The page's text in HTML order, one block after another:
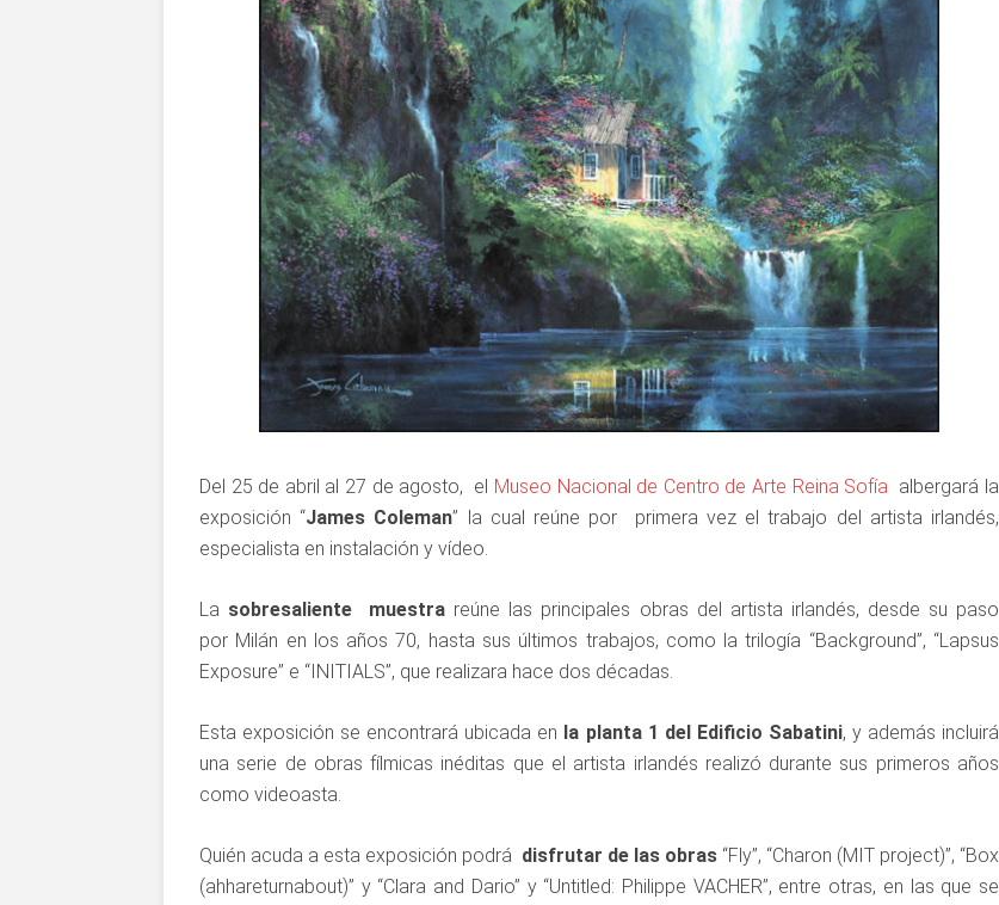
Del 25 de abril al 27 de agosto, el Museo Nacional de Centro de Arte Reina Sofía albergará la
exposición “James Coleman” la cual reúne por primera vez el trabajo del artista irlandés,
especialista en instalación y vídeo.
La sobresaliente muestra reúne las principales obras del artista irlandés, desde su paso
por Milán en los años 70, hasta sus últimos trabajos, como la trilogía “Background”, “Lapsus
Exposure” e “INITIALS”, que realizara hace dos décadas.
Esta exposición se encontrará ubicada en la planta 1 del Edificio Sabatini, y además incluirá
una serie de obras fílmicas inéditas que el artista irlandés realizó durante sus primeros años
como videoasta.
Quién acuda a esta exposición podrá disfrutar de las obras “Fly”, “Charon (MIT project)”, “Box
(ahhareturnabout)” y “Clara and Dario” y “Untitled: Philippe VACHER”, entre otras, en las que se